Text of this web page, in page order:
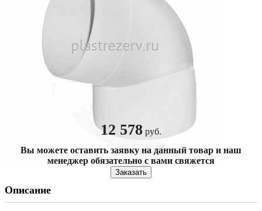
12 578 руб.
Вы можете оставить заявку на данный товар и наш
менеджер обязательно с вами свяжется
Заказать
Описание